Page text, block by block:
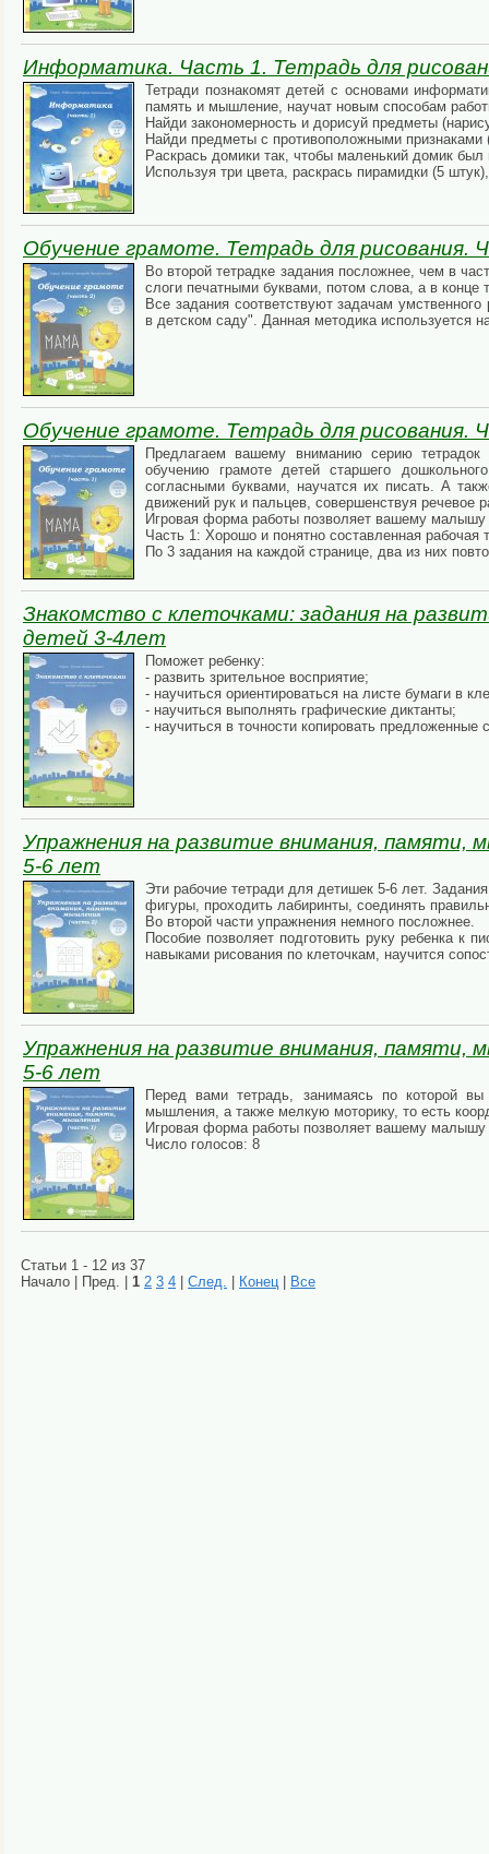
Информатика. Часть 1. Тетрадь для
Тетради познакомят детей с основами
память и мышление, научат новым способам
Найди закономерность и дорисуй предметы
Найди предметы с противоположными признаками
Раскрась домики так, чтобы маленький домик
Используя три цвета, раскрась пирамидки (5
Обучение грамоте. Тетрадь для рисования.
Во второй тетрадке задания посложнее, чем в
слоги печатными буквами, потом слова, а в
Все задания соответствуют задачам
в детском саду". Данная методика используется
Обучение грамоте. Тетрадь для рисования.
Предлагаем вашему вниманию серию
обучению грамоте детей старшего
согласными буквами, научатся их писать. А
движений рук и пальцев, совершенствуя речевое
Игровая форма работы позволяет вашему малышу
Часть 1: Хорошо и понятно составленная рабочая
По 3 задания на каждой странице, два из них
Знакомство с клеточками: задания на
детей 3-4лет
Поможет ребенку:
- развить зрительное восприятие;
- научиться ориентироваться на листе бумаги в
- научиться выполнять графические диктанты;
- научиться в точности копировать
Упражнения на развитие внимания, памяти,
5-6 лет
Эти рабочие тетради для детишек 5-6 лет.
фигуры, проходить лабиринты, соединять
Во второй части упражнения немного посложнее.
Пособие позволяет подготовить руку ребенка к
навыками рисования по клеточкам, научится
Упражнения на развитие внимания, памяти,
5-6 лет
Перед вами тетрадь, занимаясь по которой
мышления, а также мелкую моторику, то есть
Игровая форма работы позволяет вашему
Число голосов: 8
Статьи 1 - 12 из 37
Начало | Пред. | 1 2 3 4 След. Конец Все